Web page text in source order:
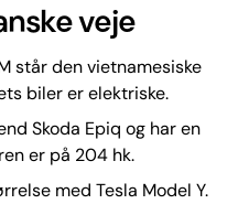
veje
står den vietnamesiske
biler er elektriske.
Skoda Epiq og har en
er på 204 hk.
med Tesla Model Y.